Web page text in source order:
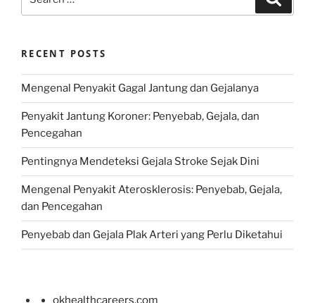
for:
RECENT POSTS
Mengenal Penyakit Gagal Jantung dan Gejalanya
Penyakit Jantung Koroner: Penyebab, Gejala, dan
Pencegahan
Pentingnya Mendeteksi Gejala Stroke Sejak Dini
Mengenal Penyakit Aterosklerosis: Penyebab, Gejala,
dan Pencegahan
Penyebab dan Gejala Plak Arteri yang Perlu Diketahui
okhealthcareers.com